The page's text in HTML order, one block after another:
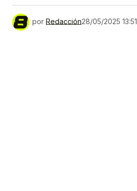
por Redacción28/05/2025 13:51